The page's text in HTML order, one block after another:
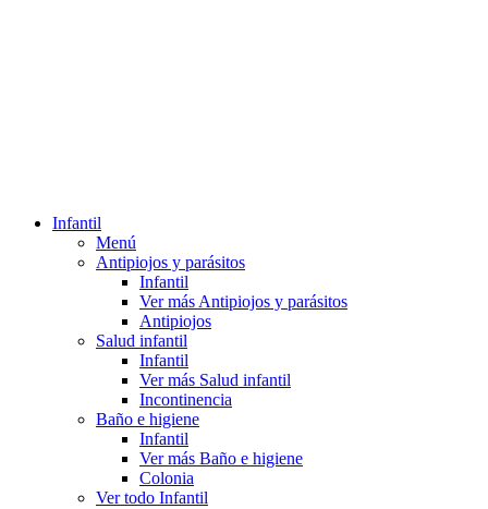
Infantil
Menú
Antipiojos y parásitos
Infantil
Ver más Antipiojos y parásitos
Antipiojos
Salud infantil
Infantil
Ver más Salud infantil
Incontinencia
Baño e higiene
Infantil
Ver más Baño e higiene
Colonia
Ver todo Infantil